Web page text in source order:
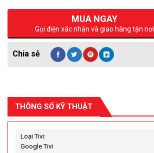
MUA NGAY
Gọi điện xác nhận và giao hàng tận nơi
THÔNG SỐ KỸ THUẬT
Loại Tivi:
Google Tivi